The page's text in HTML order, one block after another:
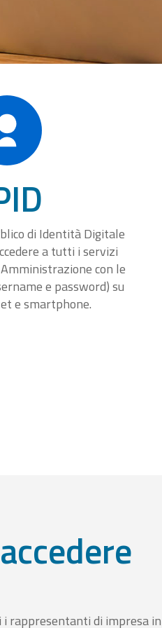
di Identità Digitale
a tutti i servizi
con le
e password) su
e smartphone.
rappresentanti di impresa